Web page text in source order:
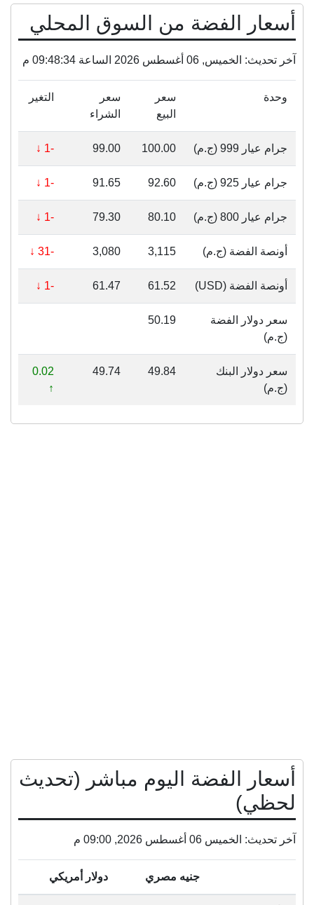
أسعار الفضة من السوق المحلي
آخر تحديث: الخميس, 06 أغسطس 2026 الساعة 09:48:34 م
وحدة
سعر
البيع
سعر
الشراء
التغير
جرام عيار 999 (ج.م) 100.00
99.00
-1 ↓
جرام عيار 925 (ج.م) 92.60
91.65
-1 ↓
جرام عيار 800 (ج.م) 80.10
79.30
-1 ↓
أونصة الفضة (ج.م) 3,115
3,080
-31 ↓
أونصة الفضة (USD) 61.52
61.47
-1 ↓
سعر دولار الفضة
(ج.م)
50.19
سعر دولار البنك
(ج.م)
49.84
49.74
0.02
↑
أسعار الفضة اليوم مباشر (تحديث
لحظي)
آخر تحديث: الخميس 06 أغسطس 2026, 09:00 م
جنيه مصري دولار أمريكي